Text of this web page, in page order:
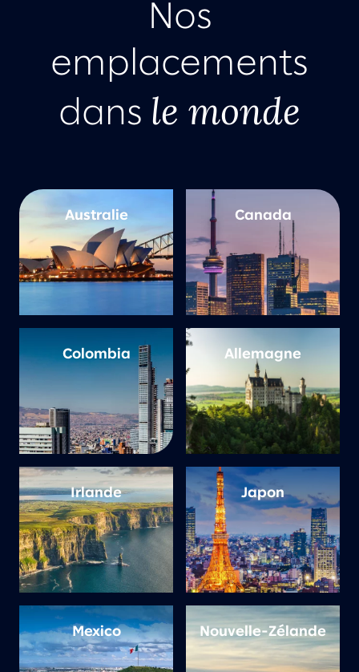
Nos
emplacements
dans le monde
Australie Canada
Colombia Allemagne
Irlande Japon
Mexico Nouvelle-Zélande